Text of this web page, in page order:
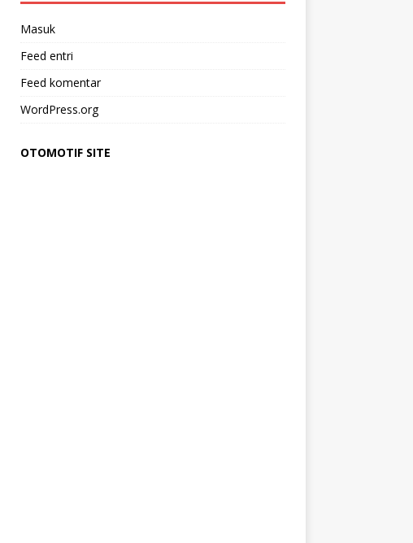
Masuk
Feed entri
Feed komentar
WordPress.org
OTOMOTIF SITE